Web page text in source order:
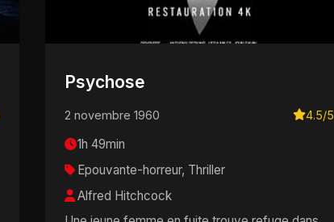
Psychose
2 novembre 1960 4.5/5
1h 49min
Epouvante-horreur, Thriller
Alfred Hitchcock